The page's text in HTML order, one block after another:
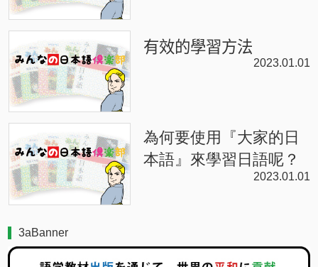
有效的學習方法
2023.01.01
為何要使用『大家的日
本語』來學習日語呢？
2023.01.01
3aBanner